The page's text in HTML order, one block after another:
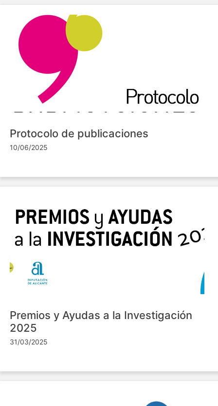
Protocolo de publicaciones
10/06/2025
Premios y Ayudas a la Investigación
2025
31/03/2025